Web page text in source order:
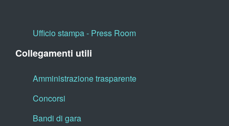
Ufficio stampa - Press Room
Collegamenti utili
Amministrazione trasparente
Concorsi
Bandi di gara